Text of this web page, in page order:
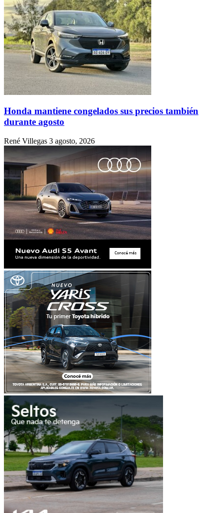
Honda mantiene congelados sus precios también
durante agosto
René Villegas 3 agosto, 2026